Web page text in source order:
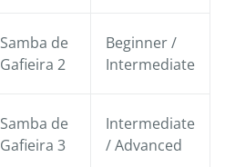
Samba de
Gafieira 2
Beginner /
Intermediate
Samba de
Gafieira 3
Intermediate
/ Advanced